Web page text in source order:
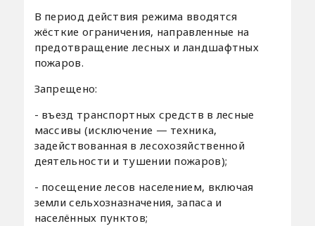
В период действия режима вводятся
жёсткие ограничения, направленные на
предотвращение лесных и ландшафтных
пожаров.
Запрещено:
- въезд транспортных средств в лесные
массивы (исключение — техника,
задействованная в лесохозяйственной
деятельности и тушении пожаров);
- посещение лесов населением, включая
земли сельхозназначения, запаса и
населённых пунктов;